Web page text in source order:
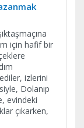
için hafif bir
izlerini
Dolanıp
evindeki
çıkarken,